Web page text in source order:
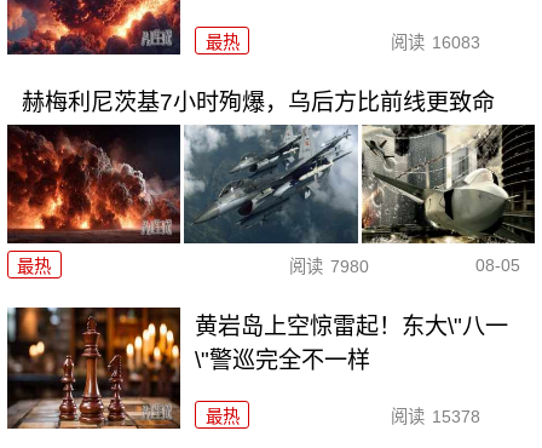
最热 阅读 16083
赫梅利尼茨基7小时殉爆，乌后方比前线更致命
最热 阅读 7980 08-05
黄岩岛上空惊雷起！东大\"八一
\"警巡完全不一样
最热 阅读 15378